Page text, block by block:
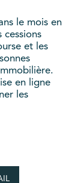
le mois en
cessions
et les
en ligne
les